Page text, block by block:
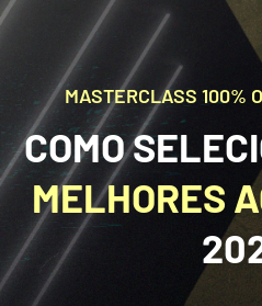
MASTERCLASS 100%
COMO
MELHORES